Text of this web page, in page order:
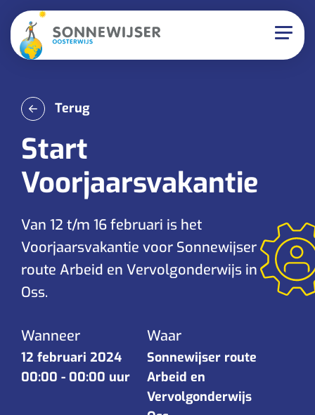
Terug
Start
Voorjaarsvakantie
Van 12 t/m 16 februari is het
Voorjaarsvakantie voor Sonnewijser
route Arbeid en Vervolgonderwijs in
Oss.
Wanneer
12 februari 2024
00:00 - 00:00 uur
Waar
Sonnewijser route
Arbeid en
Vervolgonderwijs